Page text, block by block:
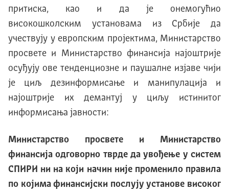
притиска, као и да је онемогућио
високошколским установама из Србије да
учествују у европским пројектима, Министарство
просвете и Министарство финансија најоштрије
осуђују ове тенденциозне и паушалне изјаве чији
је циљ дезинформисање и манипулација и
најоштрије их демантуј у циљу истинитог
информисања јавности:
Министарство просвете и Министарство
финансија одговорно тврде да увођење у систем
СПИРИ ни на који начин није променило правила
по којима финансијски послују установе високог